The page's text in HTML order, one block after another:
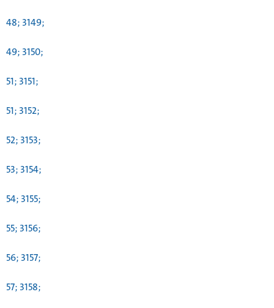
48; 3149;
49; 3150;
51; 3151;
51; 3152;
52; 3153;
53; 3154;
54; 3155;
55; 3156;
56; 3157;
57; 3158;